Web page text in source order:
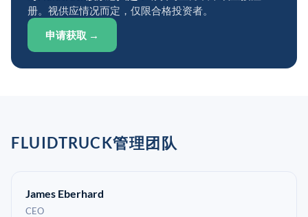
册。视供应情况而定，仅限合格投资者。
申请获取 →
FLUIDTRUCK管理团队
James Eberhard
CEO